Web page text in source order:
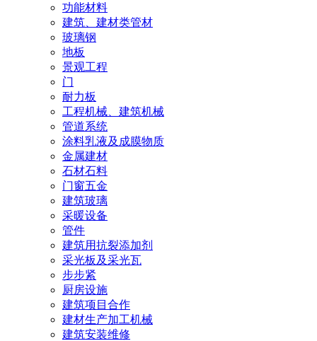
功能材料
建筑、建材类管材
玻璃钢
地板
景观工程
门
耐力板
工程机械、建筑机械
管道系统
涂料乳液及成膜物质
金属建材
石材石料
门窗五金
建筑玻璃
采暖设备
管件
建筑用抗裂添加剂
采光板及采光瓦
步步紧
厨房设施
建筑项目合作
建材生产加工机械
建筑安装维修